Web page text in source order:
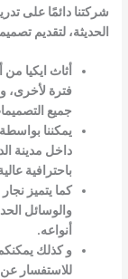
شركتنا دائمًا على
الحديثة، لتقديم
أثاث ايكيا من
فترة
جميع
يمكننا
داخل مدينة
باحترافية
كما يتميزنجار
والوسائل
أنواعه.
و كذلك
للاستفسار